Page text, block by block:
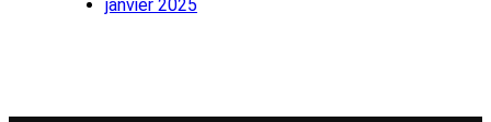
janvier 2025